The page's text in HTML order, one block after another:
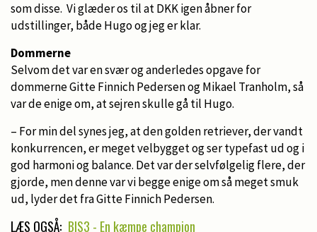
som disse. Vi glæder os til at DKK igen åbner for
udstillinger, både Hugo og jeg er klar.
Dommerne
Selvom det var en svær og anderledes opgave for
dommerne Gitte Finnich Pedersen og Mikael Tranholm, så
var de enige om, at sejren skulle gå til Hugo.
– For min del synes jeg, at den golden retriever, der vandt
konkurrencen, er meget velbygget og ser typefast ud og i
god harmoni og balance. Det var der selvfølgelig flere, der
gjorde, men denne var vi begge enige om så meget smuk
ud, lyder det fra Gitte Finnich Pedersen.
LÆS OGSÅ: BIS3 - En kæmpe champion